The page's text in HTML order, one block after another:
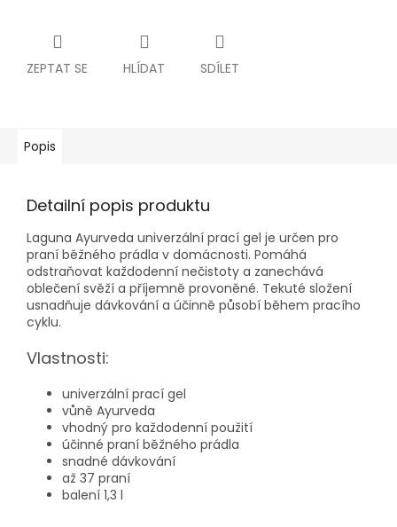
ZEPTAT SE HLÍDAT SDÍLET
Popis
Detailní popis produktu
Laguna Ayurveda univerzální prací gel je určen pro
praní běžného prádla v domácnosti. Pomáhá
odstraňovat každodenní nečistoty a zanechává
oblečení svěží a příjemně provoněné. Tekuté složení
usnadňuje dávkování a účinně působí během pracího
cyklu.
Vlastnosti:
univerzální prací gel
vůně Ayurveda
vhodný pro každodenní použití
účinné praní běžného prádla
snadné dávkování
až 37 praní
balení 1,3 l